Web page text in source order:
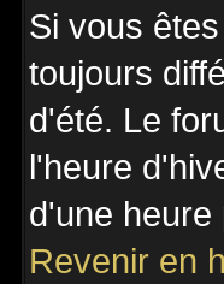
Si vous
toujours
d'été. Le
l'heure
d'une heure
Revenir en